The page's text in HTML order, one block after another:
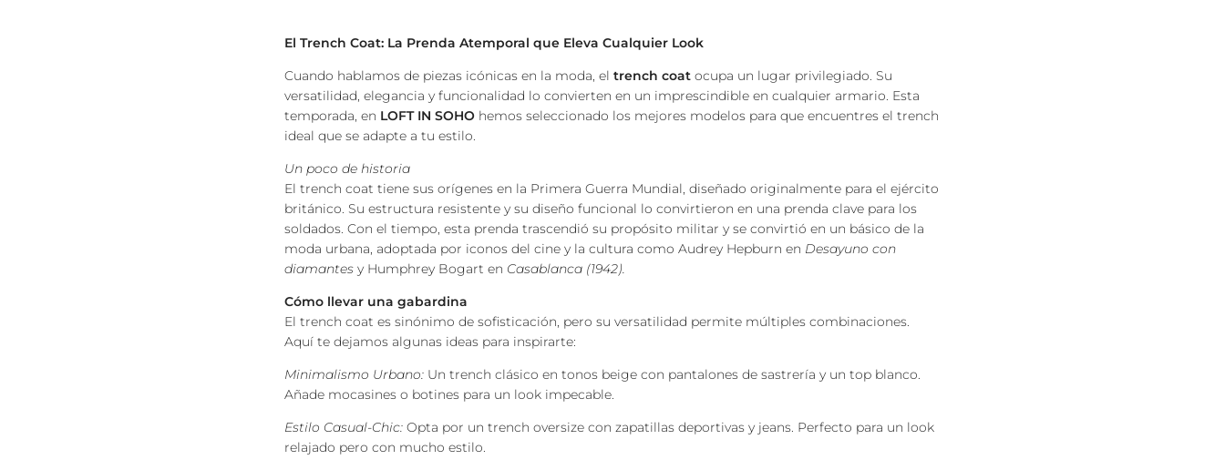
El Trench Coat: La Prenda Atemporal que Eleva Cualquier Look
Cuando hablamos de piezas icónicas en la moda, el trench coat ocupa un lugar privilegiado. Su
versatilidad, elegancia y funcionalidad lo convierten en un imprescindible en cualquier armario. Esta
temporada, en LOFT IN SOHO hemos seleccionado los mejores modelos para que encuentres el trench
ideal que se adapte a tu estilo.
Un poco de historia
El trench coat tiene sus orígenes en la Primera Guerra Mundial, diseñado originalmente para el ejército
británico. Su estructura resistente y su diseño funcional lo convirtieron en una prenda clave para los
soldados. Con el tiempo, esta prenda trascendió su propósito militar y se convirtió en un básico de la
moda urbana, adoptada por iconos del cine y la cultura como Audrey Hepburn en Desayuno con
diamantes y Humphrey Bogart en Casablanca (1942).
Cómo llevar una gabardina
El trench coat es sinónimo de sofisticación, pero su versatilidad permite múltiples combinaciones.
Aquí te dejamos algunas ideas para inspirarte:
Minimalismo Urbano: Un trench clásico en tonos beige con pantalones de sastrería y un top blanco.
Añade mocasines o botines para un look impecable.
Estilo Casual-Chic: Opta por un trench oversize con zapatillas deportivas y jeans. Perfecto para un look
relajado pero con mucho estilo.